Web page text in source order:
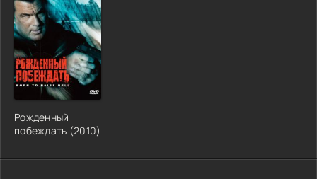
Рожденный
побеждать (2010)